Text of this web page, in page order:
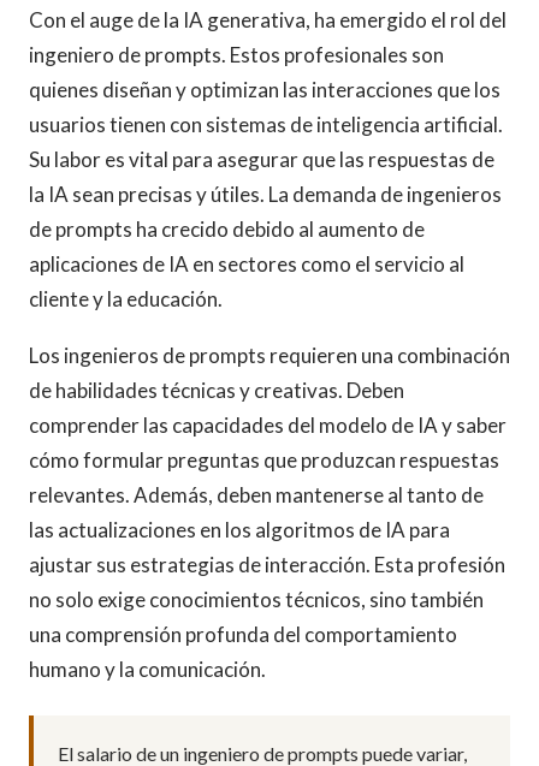
Con el auge de la IA generativa, ha emergido el rol del
ingeniero de prompts. Estos profesionales son
quienes diseñan y optimizan las interacciones que los
usuarios tienen con sistemas de inteligencia artificial.
Su labor es vital para asegurar que las respuestas de
la IA sean precisas y útiles. La demanda de ingenieros
de prompts ha crecido debido al aumento de
aplicaciones de IA en sectores como el servicio al
cliente y la educación.
Los ingenieros de prompts requieren una combinación
de habilidades técnicas y creativas. Deben
comprender las capacidades del modelo de IA y saber
cómo formular preguntas que produzcan respuestas
relevantes. Además, deben mantenerse al tanto de
las actualizaciones en los algoritmos de IA para
ajustar sus estrategias de interacción. Esta profesión
no solo exige conocimientos técnicos, sino también
una comprensión profunda del comportamiento
humano y la comunicación.
El salario de un ingeniero de prompts puede variar,